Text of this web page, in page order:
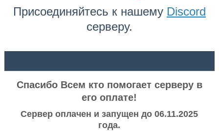
Присоединяйтесь к нашему Discord
серверу.
Спасибо Всем кто помогает серверу в
его оплате!
Сервер оплачен и запущен до 06.11.2025
года.